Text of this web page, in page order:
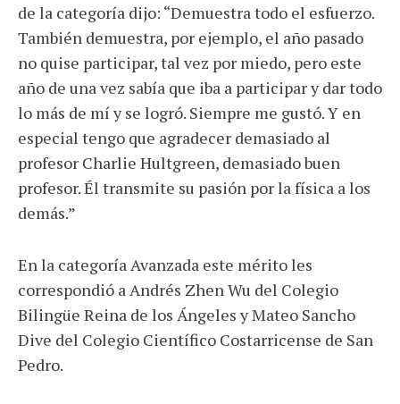
de la categoría dijo: “Demuestra todo el esfuerzo.
También demuestra, por ejemplo, el año pasado
no quise participar, tal vez por miedo, pero este
año de una vez sabía que iba a participar y dar todo
lo más de mí y se logró. Siempre me gustó. Y en
especial tengo que agradecer demasiado al
profesor Charlie Hultgreen, demasiado buen
profesor. Él transmite su pasión por la física a los
demás.”
En la categoría Avanzada este mérito les
correspondió a Andrés Zhen Wu del Colegio
Bilingüe Reina de los Ángeles y Mateo Sancho
Dive del Colegio Científico Costarricense de San
Pedro.